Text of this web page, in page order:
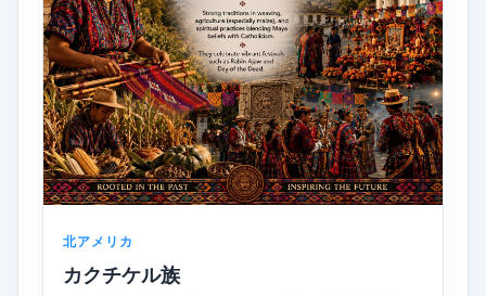
北アメリカ
カクチケル族